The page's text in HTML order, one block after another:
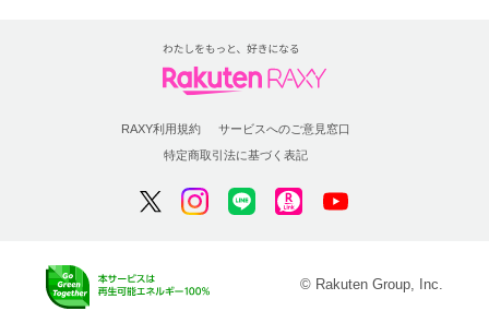
RAXY利用規約
サービスへのご意見窓口
特定商取引法に基づく表記
© Rakuten Group, Inc.